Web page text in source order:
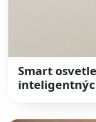
Smart